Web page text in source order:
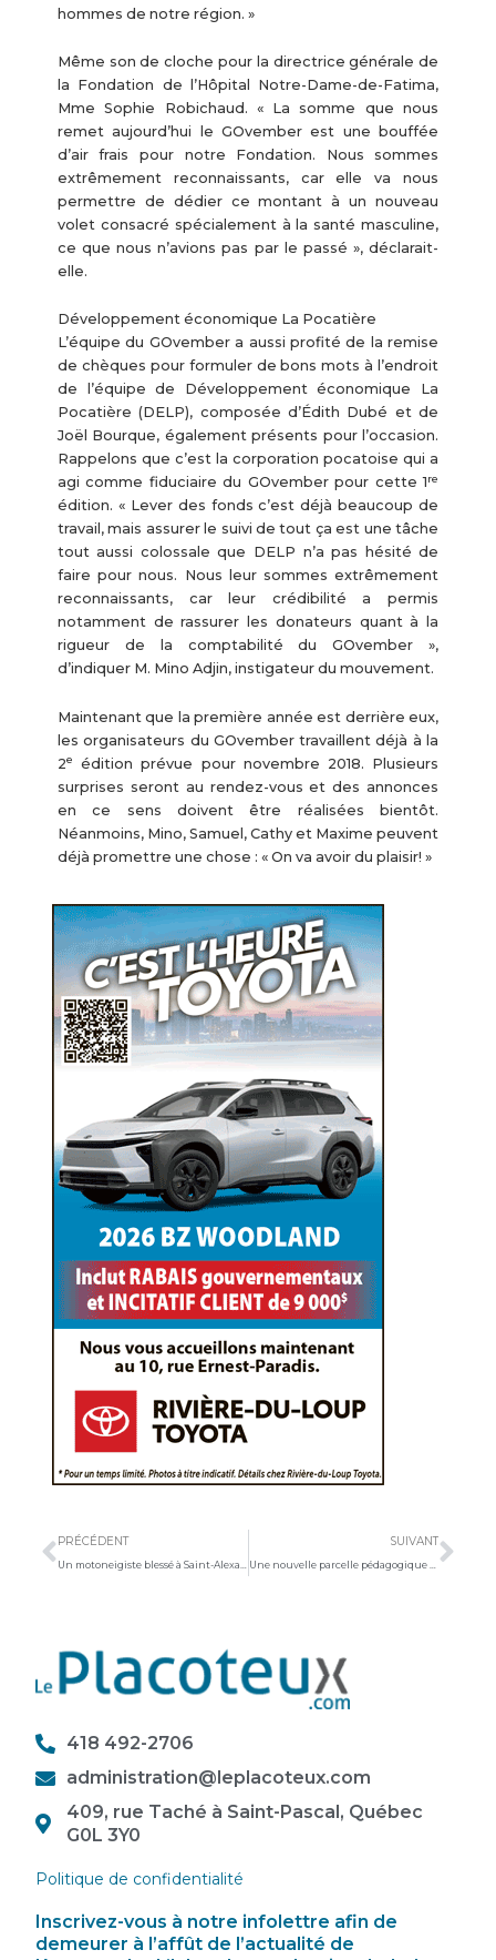
hommes de notre région. »
Même son de cloche pour la directrice générale de
la Fondation de l’Hôpital Notre-Dame-de-Fatima,
Mme Sophie Robichaud. « La somme que nous
remet aujourd’hui le GOvember est une bouffée
d’air frais pour notre Fondation. Nous sommes
extrêmement reconnaissants, car elle va nous
permettre de dédier ce montant à un nouveau
volet consacré spécialement à la santé masculine,
ce que nous n’avions pas par le passé », déclarait-
elle.
Développement économique La Pocatière
L’équipe du GOvember a aussi profité de la remise
de chèques pour formuler de bons mots à l’endroit
de l’équipe de Développement économique La
Pocatière (DELP), composée d’Édith Dubé et de
Joël Bourque, également présents pour l’occasion.
Rappelons que c’est la corporation pocatoise qui a
agi comme fiduciaire du GOvember pour cette 1re
édition. « Lever des fonds c’est déjà beaucoup de
travail, mais assurer le suivi de tout ça est une tâche
tout aussi colossale que DELP n’a pas hésité de
faire pour nous. Nous leur sommes extrêmement
reconnaissants, car leur crédibilité a permis
notamment de rassurer les donateurs quant à la
rigueur de la comptabilité du GOvember »,
d’indiquer M. Mino Adjin, instigateur du mouvement.
Maintenant que la première année est derrière eux,
les organisateurs du GOvember travaillent déjà à la
2e
édition prévue pour novembre 2018. Plusieurs
surprises seront au rendez-vous et des annonces
en ce sens doivent être réalisées bientôt.
Néanmoins, Mino, Samuel, Cathy et Maxime peuvent
déjà promettre une chose : « On va avoir du plaisir! »
PRÉCÉDENT SUIVANT
418 492-2706
administration@leplacoteux.com
409, rue Taché à Saint-Pascal, Québec
G0L 3Y0
Politique de confidentialité
Inscrivez-vous à notre infolettre afin de
demeurer à l’affût de l’actualité de